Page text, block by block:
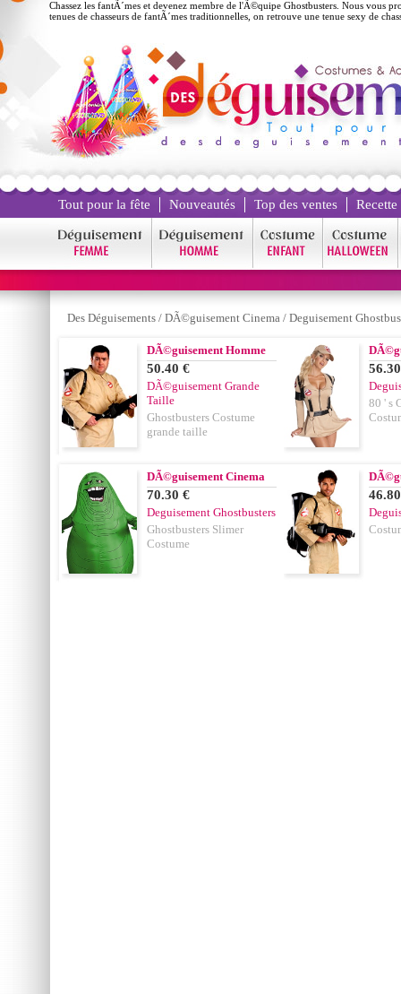
Chassez les fantÃ´mes et devenez membre de l'Ã©quipe Ghostbusters. Nous
tenues de chasseurs de fantÃ´mes traditionnelles, on retrouve une tenue sexy de
Tout pour la fête Nouveautés Top des ventes
Des Déguisements / DÃ©guisement Cinema / Deguisement
DÃ©guisement Homme
50.40 €
DÃ©guisement Grande
Taille
Ghostbusters Costume
grande taille
80 ' s
DÃ©guisement Cinema
70.30 €
Deguisement Ghostbusters
Ghostbusters Slimer
Costume